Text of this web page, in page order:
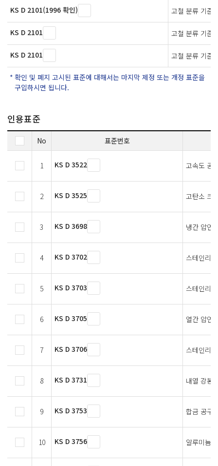
KS D 2101(1996 확인) 고철 분류 기준
KS D 2101 고철 분류 기준
KS D 2101 고철 분류 기준
확인 및 폐지 고시된 표준에 대해서는 마지막 제정 또는 개정 표준을
구입하시면 됩니다.
인용표준
No 표준번호
1 KS D 3522 고속도 공
2 KS D 3525 고탄소 크
3 KS D 3698 냉간 압연
4 KS D 3702 스테인리
5 KS D 3703 스테인리
6 KS D 3705 열간 압연
7 KS D 3706 스테인리
8 KS D 3731 내열 강봉
9 KS D 3753 합금 공구
10 KS D 3756 알루미늄